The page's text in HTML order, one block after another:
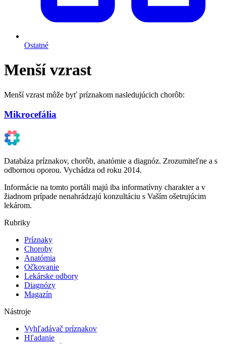
Ostatné
Menší vzrast
Menší vzrast môže byť príznakom nasledujúcich chorôb:
Mikrocefália
Databáza príznakov, chorôb, anatómie a diagnóz. Zrozumiteľne a s
odbornou oporou. Vychádza od roku 2014.
Informácie na tomto portáli majú iba informatívny charakter a v
žiadnom prípade nenahrádzajú konzultáciu s Vaším ošetrujúcim
lekárom.
Rubriky
Príznaky
Choroby
Anatómia
Očkovanie
Lekárske odbory
Diagnózy
Magazín
Nástroje
Vyhľadávač príznakov
Hľadanie